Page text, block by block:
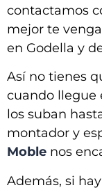
contactamos
mejor te
en Godella y
Así no tienes
cuando llegue
los suban
montador y
Moble nos
Además, si